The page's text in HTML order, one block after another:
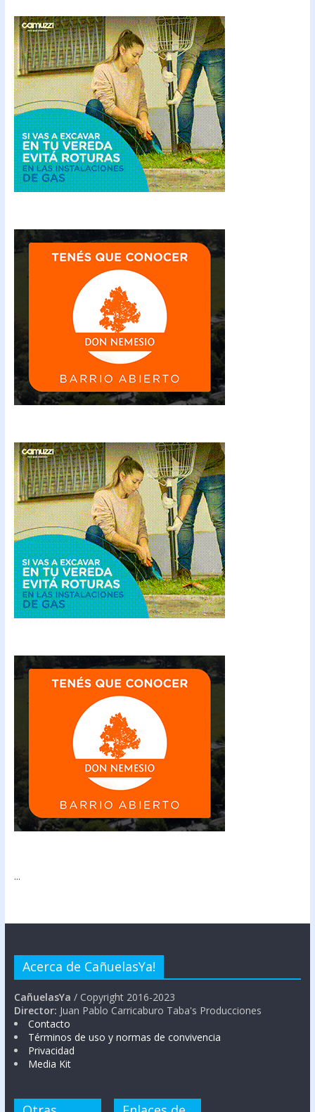
...
Acerca de CañuelasYa!
CañuelasYa / Copyright 2016-2023
Director: Juan Pablo Carricaburo Taba's Producciones
Contacto
Términos de uso y normas de convivencia
Privacidad
Media Kit